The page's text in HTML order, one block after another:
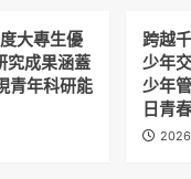
大專生優
究成果涵蓋
青年科研能
跨越
少年
少年
日青